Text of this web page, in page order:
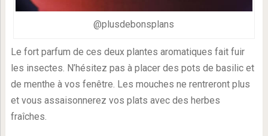
@plusdebonsplans
Le fort parfum de ces deux plantes aromatiques fait fuir
les insectes. N’hésitez pas à placer des pots de basilic et
de menthe à vos fenêtre. Les mouches ne rentreront plus
et vous assaisonnerez vos plats avec des herbes
fraîches.